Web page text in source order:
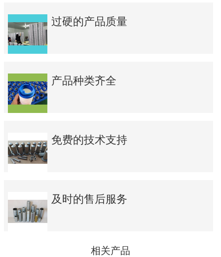
过硬的产品质量
产品种类齐全
免费的技术支持
及时的售后服务
相关产品